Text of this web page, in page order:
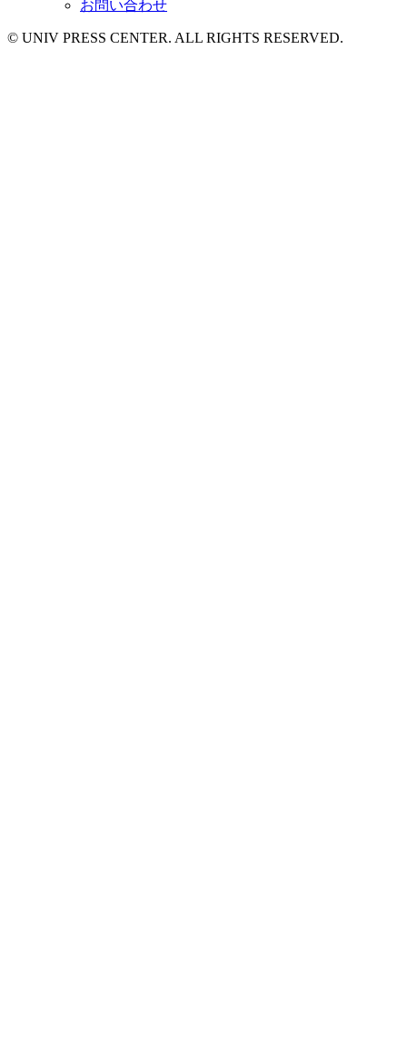
お問い合わせ
© UNIV PRESS CENTER. ALL RIGHTS RESERVED.